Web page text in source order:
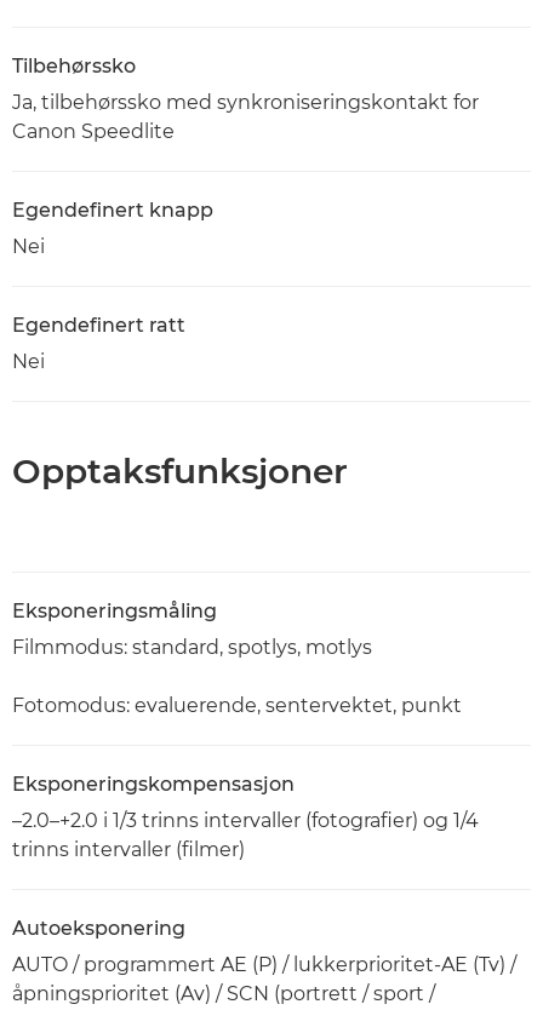
Tilbehørssko
Ja, tilbehørssko med synkroniseringskontakt for
Canon Speedlite
Egendefinert knapp
Nei
Egendefinert ratt
Nei
Opptaksfunksjoner
Eksponeringsmåling
Filmmodus: standard, spotlys, motlys
Fotomodus: evaluerende, sentervektet, punkt
Eksponeringskompensasjon
–2.0–+2.0 i 1/3 trinns intervaller (fotografier) og 1/4
trinns intervaller (filmer)
Autoeksponering
AUTO / programmert AE (P) / lukkerprioritet-AE (Tv) /
åpningsprioritet (Av) / SCN (portrett / sport /